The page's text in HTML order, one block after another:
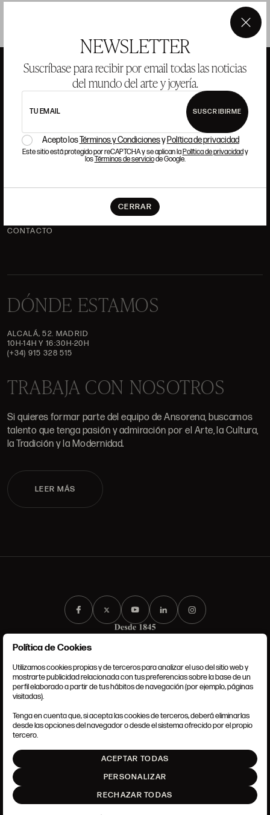
NEWSLETTER
Suscríbase para recibir por email todas las noticias
del mundo del arte y joyería.
TU EMAIL SUSCRIBIRME
Acepto losTérminos y Condicionesy Política de privacidad
Este sitio está protegido por reCAPTCHA y se aplican laPolítica de privacidady
losTérminos de serviciode Google.
CERRAR
×
ANSORENA
HISTORIA
ANSORENA
EQUIPO
CONTACTO
DÓNDE ESTAMOS
ALCALÁ, 52. MADRID
10H-14H Y 16:30H-20H
(+34) 915 328 515
TRABAJA CON NOSOTROS
Si quieres formar parte del equipo de Ansorena, buscamos
talento que tenga pasión y admiración por el Arte, la Cultura,
la Tradición y la Modernidad.
LEER MÁS
CONDICIONES GENERALES
POLÍTICA DE COOKIES
AJUSTE DE COOKIES
Política de Cookies
Utilizamos cookies propias y de terceros para analizar el uso del sitio web y
mostrarte publicidad relacionada con tus preferencias sobre la base de un
perfil elaborado a partir de tus hábitos de navegación (por ejemplo, páginas
visitadas).
Tenga en cuenta que, si acepta las cookies de terceros, deberá eliminarlas
desde las opciones del navegador o desde el sistema ofrecido por el propio
tercero.
ACEPTAR TODAS
PERSONALIZAR
RECHAZAR TODAS